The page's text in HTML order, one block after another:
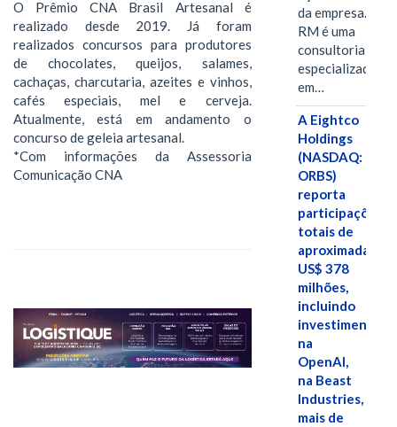
O Prêmio CNA Brasil Artesanal é
realizado desde 2019. Já foram
realizados concursos para produtores
de chocolates, queijos, salames,
cachaças, charcutaria, azeites e vinhos,
cafés especiais, mel e cerveja.
Atualmente, está em andamento o
concurso de geleia artesanal.
*Com informações da Assessoria
Comunicação CNA
da empresa. A S-
RM é uma
consultoria
especializada
em…
A Eightco
Holdings
(NASDAQ:
ORBS)
reporta
participações
totais de
US$ 378
milhões,
incluindo
investimentos
na
OpenAI,
na Beast
Industries,
mais de